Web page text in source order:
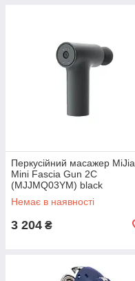
Перкусійний масажер MiJia
Mini Fascia Gun 2C
(MJJMQ03YM) black
Немає в наявності
3 204 ₴